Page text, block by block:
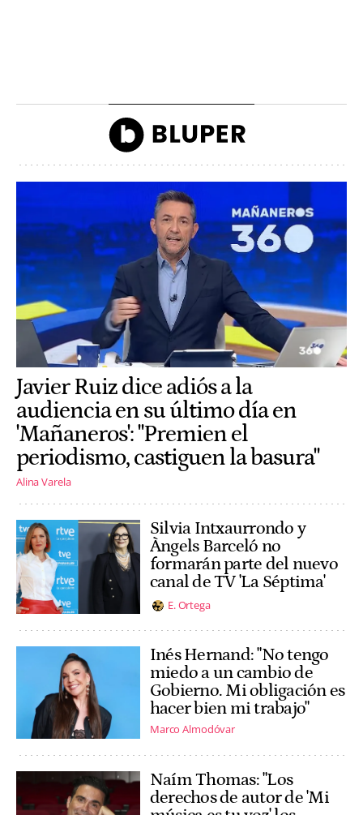
Javier Ruiz dice adiós a la
audiencia en su último día en
'Mañaneros': "Premien el
periodismo, castiguen la basura"
Alina Varela
Silvia Intxaurrondo y
Àngels Barceló no
formarán parte del nuevo
canal de TV 'La Séptima'
E. Ortega
Inés Hernand: "No tengo
miedo a un cambio de
Gobierno. Mi obligación es
hacer bien mi trabajo"
Marco Almodóvar
Naím Thomas: "Los
derechos de autor de 'Mi